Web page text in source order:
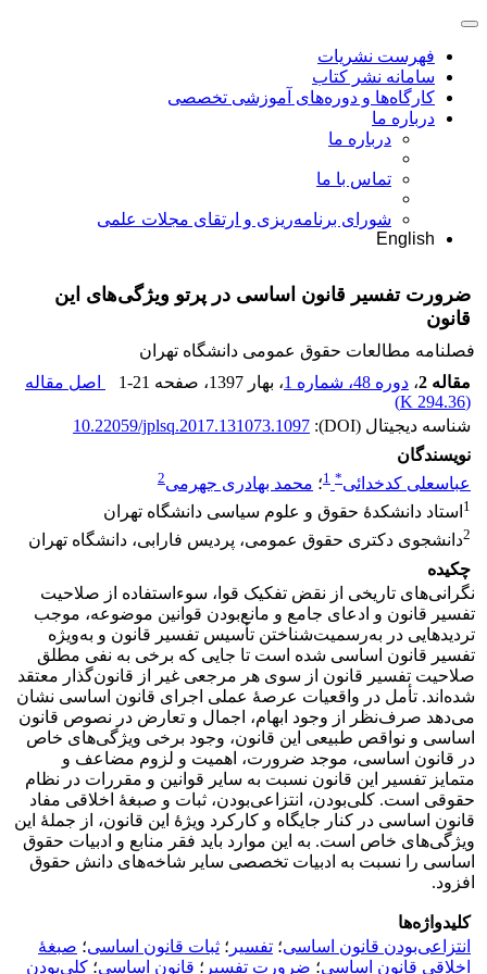
فهرست نشریات
سامانه نشر کتاب
کارگاه‌ها و دوره‌های آموزشی تخصصی
درباره ما
درباره ما
تماس با ما
شورای برنامه‌ریزی و ارتقای مجلات علمی
English
ضرورت تفسیر قانون اساسی در پرتو ویژگی‌های این
قانون
فصلنامه مطالعات حقوق عمومی دانشگاه تهران
مقاله 2
، دوره 48، شماره 1 ، بهار 1397 ، صفحه 1-21
اصل مقاله
(
294.36 K
)
شناسه دیجیتال (DOI):
10.22059/jplsq.2017.131073.1097
نویسندگان
عباسعلی کدخدائی*
1؛ محمد بهادری جهرمی2
1 استاد دانشکدۀ حقوق و علوم سیاسی دانشگاه تهران
2دانشجوی دکتری حقوق عمومی، پردیس فارابی، دانشگاه تهران
چکیده
نگرانی‌های تاریخی از نقض تفکیک قوا، سوءاستفاده از صلاحیت
تفسیر قانون و ادعای جامع و مانع‌بودن قوانین موضوعه، موجب
تردیدهایی در به‌رسمیت‌شناختن تأسیس تفسیر قانون و به‌ویژه
تفسیر قانون اساسی شده است تا جایی که برخی به نفی مطلق
صلاحیت تفسیر قانون از سوی هر مرجعی غیر از قانون‌گذار معتقد
شده‌اند. تأمل در واقعیات عرصۀ عملی اجرای قانون اساسی نشان
می‌دهد صرف‌نظر از وجود ابهام، اجمال و تعارض در نصوص قانون
اساسی و نواقص طبیعی این قانون، وجود برخی ویژگی‌های خاص
در قانون اساسی، موجد ضرورت، اهمیت و لزوم مضاعف و
متمایز تفسیر این قانون نسبت به سایر قوانین و مقررات در نظام
حقوقی است. کلی‌بودن، انتزاعی‌بودن، ثبات و صبغۀ اخلاقی مفاد
قانون اساسی در کنار جایگاه و کارکرد ویژۀ این قانون، از جملۀ این
ویژگی‌های خاص است. به این موارد باید فقر منابع و ادبیات حقوق
اساسی را نسبت به ادبیات تخصصی سایر شاخه‌های دانش حقوق
افزود.
کلیدواژه‌ها
انتزاعی‌بودن قانون اساسی؛ تفسیر ؛ ثبات قانون اساسی؛ صبغۀ
اخلاقی قانون اساسی؛ ضرورت تفسیر ؛ قانون اساسی؛ کلی‌بودن